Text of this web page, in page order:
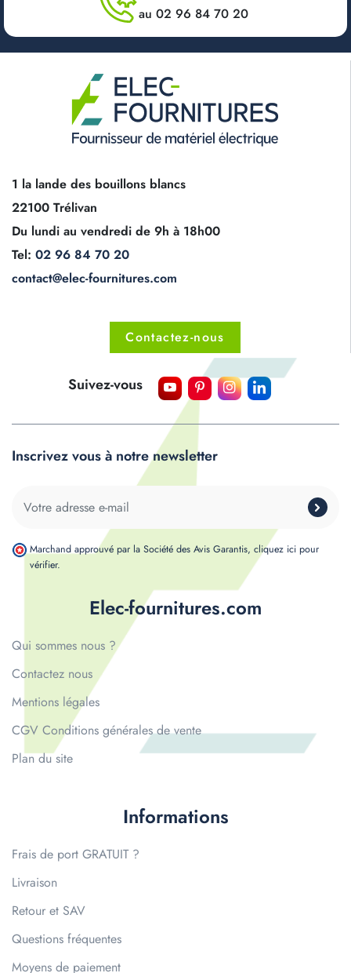
au 02 96 84 70 20
1 la lande des bouillons blancs
22100 Trélivan
Du lundi au vendredi de 9h à 18h00
Tel: 02 96 84 70 20
contact@elec-fournitures.com
Contactez-nous
Elec-fournitures.com
Qui sommes nous ?
Contactez nous
Mentions légales
CGV Conditions générales de vente
Plan du site
Informations
Frais de port GRATUIT ?
Livraison
Retour et SAV
Questions fréquentes
Moyens de paiement
Suivez-vous
Inscrivez vous à notre newsletter
Marchand approuvé par la Société des Avis Garantis, cliquez ici pour
vérifier.